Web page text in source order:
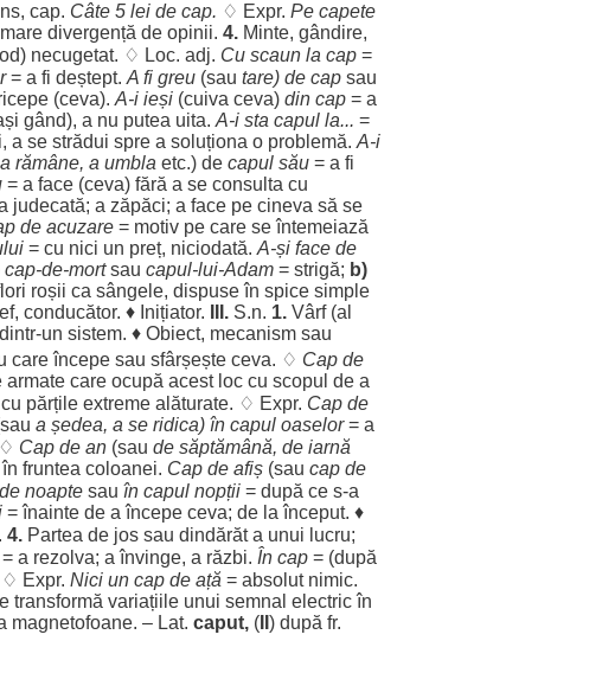
cap. Câte 5 lei de cap. ♢ Expr. Pe capete
mare divergență de opinii. 4. Minte, gândire,
) necugetat. ♢ Loc. adj. Cu scaun la cap =
= a fi deștept. A fi greu (sau tare) de cap sau
(ceva). A-i ieși (cuiva ceva) din cap = a
gând), a nu putea uita. A-i sta capul la... =
, a se strădui spre a soluționa o problemă. A-i
a rămâne, a umbla etc.) de capul său = a fi
= a face (ceva) fără a se consulta cu
judecată; a zăpăci; a face pe cineva să se
de acuzare = motiv pe care seîntemeiază
= cu nici un preț, niciodată. A-și face de
cap-de-mortsau capul-lui-Adam = strigă; b)
roșii ca sângele, dispuseîn spice simple
, conducător. ♦ Inițiator. III. S.n. 1. Vârf(al
un sistem. ♦ Obiect, mecanism sau
careîncepe sau sfârșește ceva. ♢ Cap de
armate care ocupă acest loc cu scopul de a
părțile extreme alăturate. ♢ Expr. Cap de
a ședea, a se ridica) în capul oaselor= a
Cap de an (sau de săptămână, de iarnă
în fruntea coloanei. Cap de afiș (sau cap de
de noapte sau în capul nopții = după ce s-a
=înainte de aîncepe ceva; de laînceput. ♦
. 4. Partea de jos sau dindărăta unui lucru;
= a rezolva; aînvinge, a răzbi. În cap = (după
♢ Expr. Nici un cap de ață = absolut nimic.
transformă variațiile unui semnal electricîn
magnetofoane. – Lat. caput, ( ) după fr.